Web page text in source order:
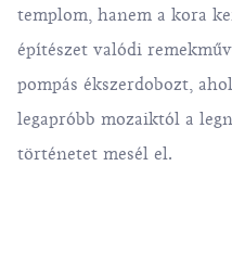
templom, hanem a kora
építészet valódi
pompás ékszerdobozt,
legapróbb mozaiktól a
történetet mesél el.